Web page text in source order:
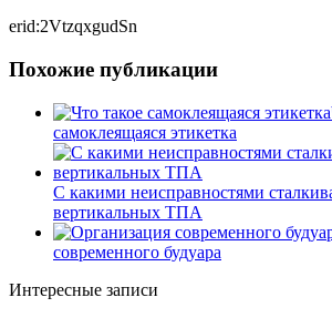
erid:2VtzqxgudSn
Похожие публикации
самоклеящаяся этикетка
С какими неисправностями
вертикальных ТПА
современного будуара
Интересные записи